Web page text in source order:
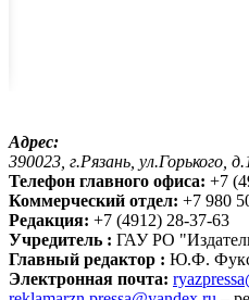
Адрес:
390023, г.Рязань, ул.Горького,
Телефон главного офиса: +7
Коммерческий отдел: +7 980
Редакция: +7 (4912) 28-37-63
Учредитель : ГАУ РО
Главный редактор : Ю.Ф.
Электронная почта: